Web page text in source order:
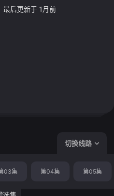
后更新于 1月前
切换线路
03集 第04集 第05集